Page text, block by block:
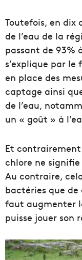
Toutefois, en dix
de l’eau de la
passant de 93%
s’explique par
en place des
captage ainsi
de l’eau,
un « goût » à
Et contrairement
chlore ne
Au contraire,
bactéries que de
faut augmenter
puisse jouer son